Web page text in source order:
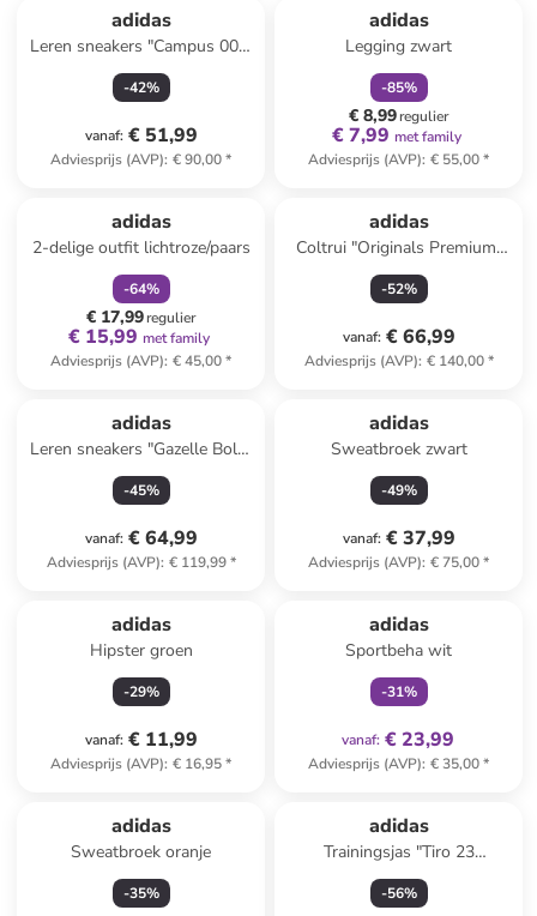
adidas
Leren sneakers "Campus 00s"
groen
-42%
vanaf: € 51,99
Adviesprijs (AVP): € 90,00*
adidas
Legging zwart
-85%
€ 8,99regulier
€ 7,99 met family
Adviesprijs (AVP): € 55,00*
adidas
2-delige outfit lichtroze/paars
-64%
€ 17,99regulier
€ 15,99 met family
Adviesprijs (AVP): € 45,00*
adidas
Coltrui "Originals Premium"
bruin
-52%
vanaf: € 66,99
Adviesprijs (AVP): € 140,00*
adidas
Leren sneakers "Gazelle Bold"
rood
-45%
vanaf: € 64,99
Adviesprijs (AVP): € 119,99*
adidas
Sweatbroek zwart
-49%
vanaf: € 37,99
Adviesprijs (AVP): € 75,00*
adidas
Hipster groen
-29%
vanaf: € 11,99
Adviesprijs (AVP): € 16,95*
adidas
Sportbeha wit
-31%
vanaf: € 23,99
Adviesprijs (AVP): € 35,00*
adidas
Sweatbroek oranje
-35%
adidas
Trainingsjas "Tiro 23
Competition" groen
-56%